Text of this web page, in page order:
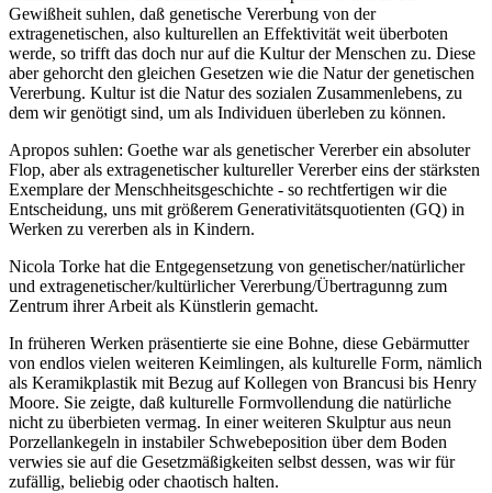
Gewißheit suhlen, daß genetische Vererbung von der
extragenetischen, also kulturellen an Effektivität weit überboten
werde, so trifft das doch nur auf die Kultur der Menschen zu. Diese
aber gehorcht den gleichen Gesetzen wie die Natur der genetischen
Vererbung. Kultur ist die Natur des sozialen Zusammenlebens, zu
dem wir genötigt sind, um als Individuen überleben zu können.
Apropos suhlen: Goethe war als genetischer Vererber ein absoluter
Flop, aber als extragenetischer kultureller Vererber eins der stärksten
Exemplare der Menschheitsgeschichte - so rechtfertigen wir die
Entscheidung, uns mit größerem Generativitätsquotienten (GQ) in
Werken zu vererben als in Kindern.
Nicola Torke hat die Entgegensetzung von genetischer/natürlicher
und extragenetischer/kultürlicher Vererbung/Übertragunng zum
Zentrum ihrer Arbeit als Künstlerin gemacht.
In früheren Werken präsentierte sie eine Bohne, diese Gebärmutter
von endlos vielen weiteren Keimlingen, als kulturelle Form, nämlich
als Keramikplastik mit Bezug auf Kollegen von Brancusi bis Henry
Moore. Sie zeigte, daß kulturelle Formvollendung die natürliche
nicht zu überbieten vermag. In einer weiteren Skulptur aus neun
Porzellankegeln in instabiler Schwebeposition über dem Boden
verwies sie auf die Gesetzmäßigkeiten selbst dessen, was wir für
zufällig, beliebig oder chaotisch halten.